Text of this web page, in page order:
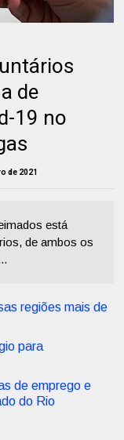
de
19 no
de 2021
está
de ambos os
regiões mais de
para
de emprego e
do Rio